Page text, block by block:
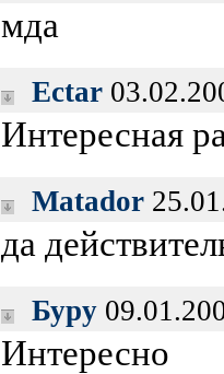
мда
Ectar
Интересная
Matador
да
Буру
Интересно